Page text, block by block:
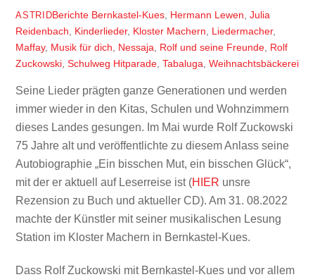
ASTRIDBerichte Bernkastel-Kues Hermann Lewen ,Julia
Reidenbach
Kinderlieder, Kloster Machern Liedermacher,
Maffay, Musik für dich Nessaja Rolf und seine Freunde Rolf
Zuckowski ,Schulweg Hitparade ,Tabaluga ,Weihnachtsbäckerei
Seine Lieder prägten ganze Generationen und werden
immer wieder in den Kitas, Schulen und Wohnzimmern
dieses Landes gesungen. Im Mai wurde Rolf Zuckowski
75 Jahre alt und veröffentlichte zu diesem Anlass seine
Autobiographie „Ein bisschen Mut, ein bisschen Glück“,
mit der er aktuell auf Leserreise ist (HIER unsre
Rezension zu Buch und aktueller CD). Am 31. 08.2022
machte der Künstler mit seiner musikalischen Lesung
Station im Kloster Machern in Bernkastel-Kues.
Dass Rolf Zuckowski mit Bernkastel-Kues und vor allem